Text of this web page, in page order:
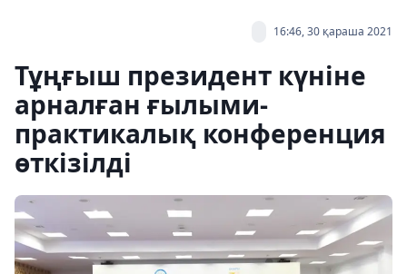
16:46, 30 қараша 2021
Тұңғыш президент күніне
арналған ғылыми-
практикалық конференция
өткізілді